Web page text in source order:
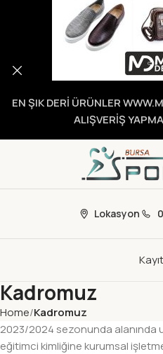
Lokasyon
Kadromuz
Home Kadromuz
2023/2024 sezonunda
eğitimci kimliğine kurumsal
EN ŞIK DERİ ÜRÜNLER
ALIŞVERİŞ